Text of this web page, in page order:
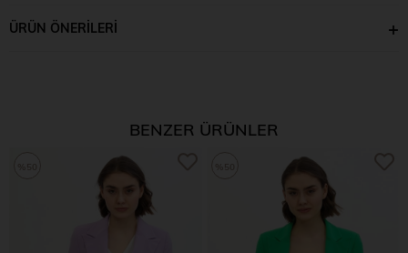
ÜRÜN ÖNERILERI
BENZER ÜRÜNLER